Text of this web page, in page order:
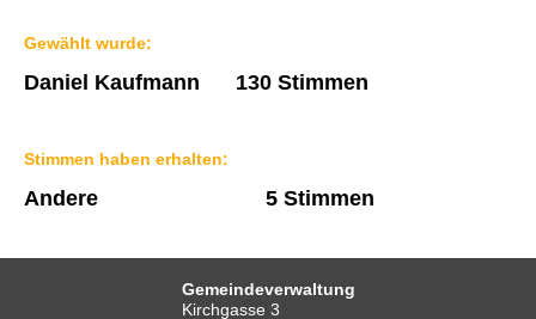
Gewählt wurde:
Daniel Kaufmann 130 Stimmen
Stimmen haben erhalten:
Andere 5 Stimmen
Gemeindeverwaltung
Kirchgasse 3